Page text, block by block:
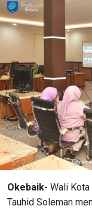
Okebaik- Wali Kota
Tauhid Soleman